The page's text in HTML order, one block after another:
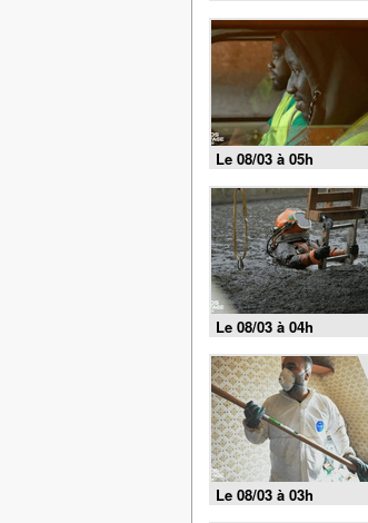
Le 08/03 à 05h
Le 08/03 à 04h
Le 08/03 à 03h